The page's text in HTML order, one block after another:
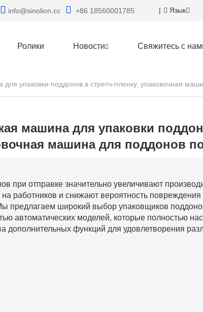
info@sinolion.cc +86 18560001785 | Язык
Ролики Новости Свяжитесь с
машина для упаковки
машина для поддонов
при отправке значительно увеличивают
на работников и снижают вероятность повреждения
предлагаем широкий выбор упаковщиков
автоматических моделей, которые полностью
дополнительных функций для удовлетворения